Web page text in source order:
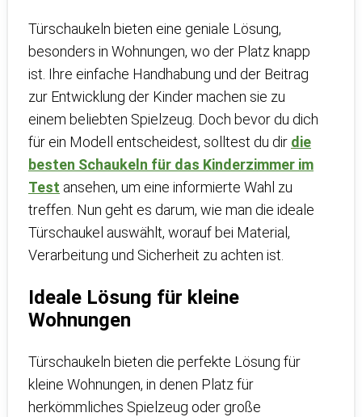
Türschaukeln bieten eine geniale Lösung,
besonders in Wohnungen, wo der Platz knapp
ist. Ihre einfache Handhabung und der Beitrag
zur Entwicklung der Kinder machen sie zu
einem beliebten Spielzeug. Doch bevor du dich
für ein Modell entscheidest, solltest du dir die
besten Schaukeln für das Kinderzimmer im
Test ansehen, um eine informierte Wahl zu
treffen. Nun geht es darum, wie man die ideale
Türschaukel auswählt, worauf bei Material,
Verarbeitung und Sicherheit zu achten ist.
Ideale Lösung für kleine
Wohnungen
Türschaukeln bieten die perfekte Lösung für
kleine Wohnungen, in denen Platz für
herkömmliches Spielzeug oder große